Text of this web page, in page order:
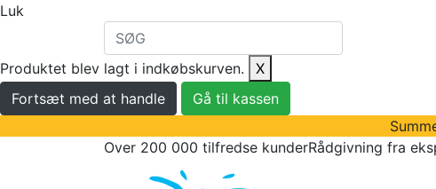
Luk
Produktet blev lagt i indkøbskurven.
X
Fortsæt med at handle
Gå til kassen
Over 200 000 tilfredse kunderRådgivning fra